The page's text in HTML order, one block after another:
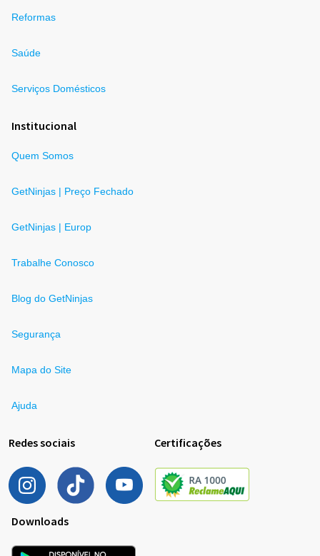
Reformas
Saúde
Serviços Domésticos
Institucional
Quem Somos
GetNinjas | Preço Fechado
GetNinjas | Europ
Trabalhe Conosco
Blog do GetNinjas
Segurança
Mapa do Site
Ajuda
Redes sociais Certificações
Downloads